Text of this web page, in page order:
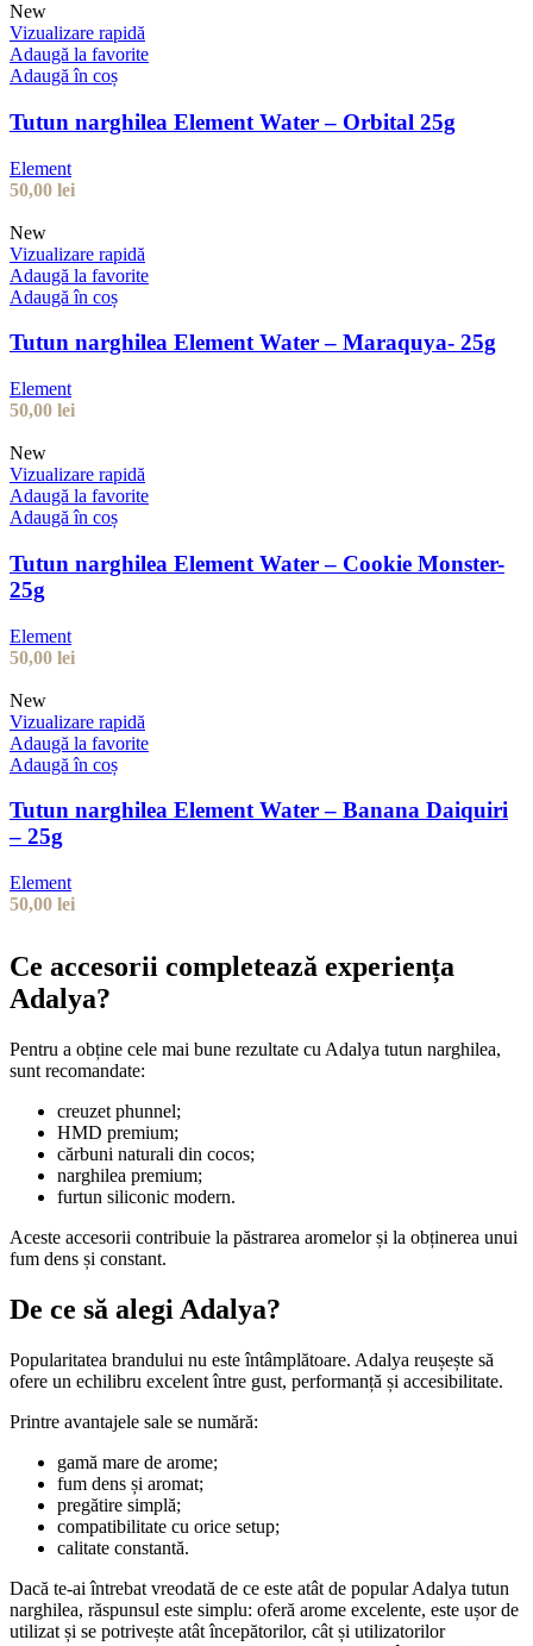
New
Vizualizare rapidă
Adaugă la favorite
Adaugă în coș
Tutun narghilea Element Water – Orbital 25g
Element
50,00 lei
New
Vizualizare rapidă
Adaugă la favorite
Adaugă în coș
Tutun narghilea Element Water – Maraquya- 25g
Element
50,00 lei
New
Vizualizare rapidă
Adaugă la favorite
Adaugă în coș
Tutun narghilea Element Water – Cookie Monster-
25g
Element
50,00 lei
New
Vizualizare rapidă
Adaugă la favorite
Adaugă în coș
Tutun narghilea Element Water – Banana Daiquiri
– 25g
Element
50,00 lei
Ce accesorii completează experiența
Adalya?
Pentru a obține cele mai bune rezultate cu Adalya tutun narghilea,
sunt recomandate:
creuzet phunnel;
HMD premium;
cărbuni naturali din cocos;
narghilea premium;
furtun siliconic modern.
Aceste accesorii contribuie la păstrarea aromelor și la obținerea unui
fum dens și constant.
De ce să alegi Adalya?
Popularitatea brandului nu este întâmplătoare. Adalya reușește să
ofere un echilibru excelent între gust, performanță și accesibilitate.
Printre avantajele sale se numără:
gamă mare de arome;
fum dens și aromat;
pregătire simplă;
compatibilitate cu orice setup;
calitate constantă.
Dacă te-ai întrebat vreodată de ce este atât de popular Adalya tutun
narghilea, răspunsul este simplu: oferă arome excelente, este ușor de
utilizat și se potrivește atât începătorilor, cât și utilizatorilor